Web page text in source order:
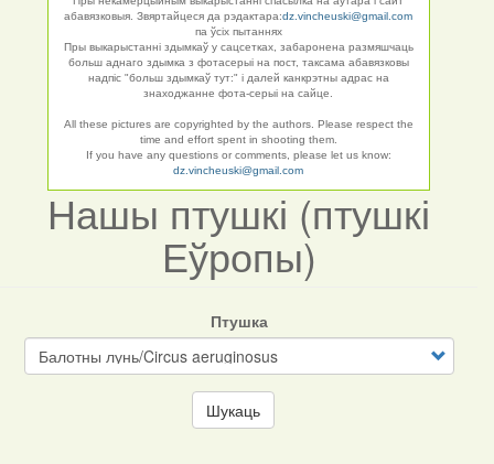
абавязковыя. Звяртайцеся да рэдактара:dz.vincheuski@gmail.com
па ўсіх пытаннях
Пры выкарыстанні здымкаў у сацсетках, забаронена размяшчаць
больш аднаго здымка з фотасерыі на пост, таксама абавязковы
надпіс "больш здымкаў тут:" і далей канкрэтны адрас на
знаходжанне фота-серыі на сайце.
All these pictures are copyrighted by the authors. Please respect the
time and effort spent in shooting them.
If you have any questions or comments, please let us know:
dz.vincheuski@gmail.com
Нашы птушкі (птушкі
Еўропы)
Птушка
Шукаць